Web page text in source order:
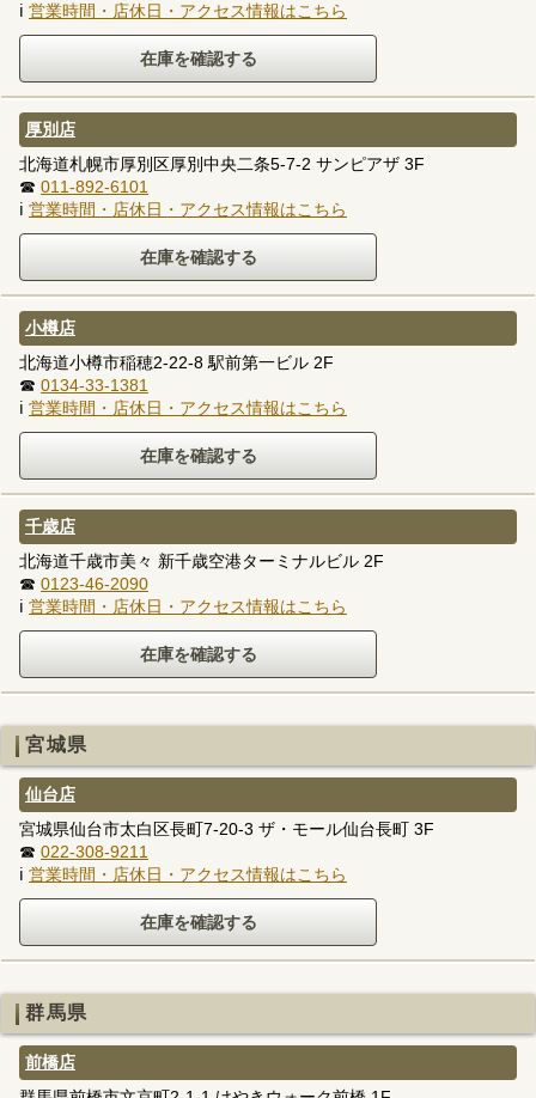
ℹ 営業時間・店休日・アクセス情報はこちら
厚別店
北海道札幌市厚別区厚別中央二条5-7-2 サンピアザ 3F
☎ 011-892-6101
ℹ 営業時間・店休日・アクセス情報はこちら
小樽店
北海道小樽市稲穂2-22-8 駅前第一ビル 2F
☎ 0134-33-1381
ℹ 営業時間・店休日・アクセス情報はこちら
千歳店
北海道千歳市美々 新千歳空港ターミナルビル 2F
☎ 0123-46-2090
ℹ 営業時間・店休日・アクセス情報はこちら
宮城県
仙台店
宮城県仙台市太白区長町7-20-3 ザ・モール仙台長町 3F
☎ 022-308-9211
ℹ 営業時間・店休日・アクセス情報はこちら
群馬県
前橋店